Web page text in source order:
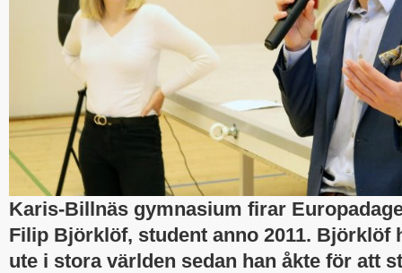
Karis-Billnäs gymnasium firar
Filip Björklöf, student anno 2011. Björklöf
ute i stora världen sedan han åkte för att